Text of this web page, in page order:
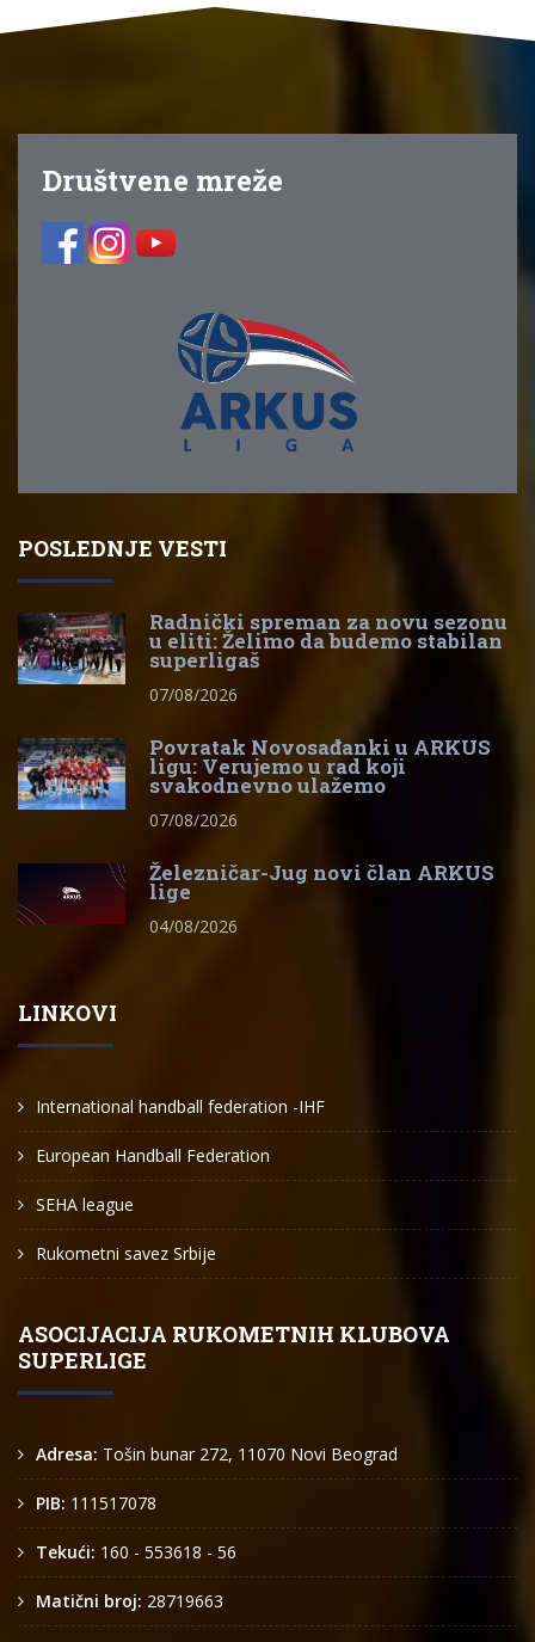
Društvene mreže
POSLEDNJE VESTI
Radnički spreman za novu sezonu
u eliti: Želimo da budemo stabilan
superligaš
07/08/2026
Povratak Novosađanki u ARKUS
ligu: Verujemo u rad koji
svakodnevno ulažemo
07/08/2026
Železničar-Jug novi član ARKUS
lige
04/08/2026
LINKOVI
International handball federation -IHF
European Handball Federation
SEHA league
Rukometni savez Srbije
ASOCIJACIJA RUKOMETNIH KLUBOVA
SUPERLIGE
Adresa: Tošin bunar 272, 11070 Novi Beograd
PIB: 111517078
Tekući: 160 - 553618 - 56
Matični broj: 28719663